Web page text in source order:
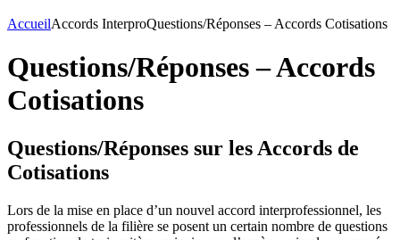
AccueilAccords InterproQuestions/Réponses – Accords Cotisations
Questions/Réponses – Accords
Cotisations
Questions/Réponses sur les Accords de
Cotisations
Lors de la mise en place d’un nouvel accord interprofessionnel, les
professionnels de la filière se posent un certain nombre de questions